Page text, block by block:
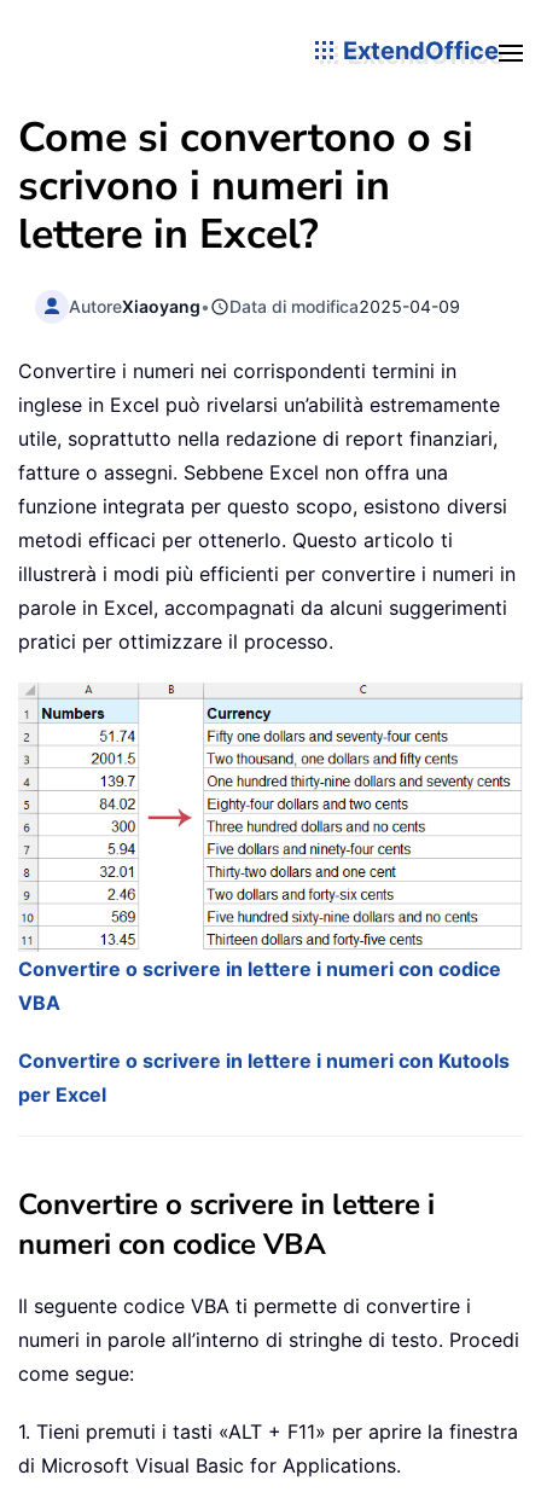
ExtendOffice
Come si convertono o si
scrivono i numeri in
lettere in Excel?
AutoreXiaoyang• Data di modifica2025-04-09
Convertire i numeri nei corrispondenti termini in
inglese in Excel può rivelarsi un’abilità estremamente
utile, soprattutto nella redazione di report finanziari,
fatture o assegni. Sebbene Excel non offra una
funzione integrata per questo scopo, esistono diversi
metodi efficaci per ottenerlo. Questo articolo ti
illustrerà i modi più efficienti per convertire i numeri in
parole in Excel, accompagnati da alcuni suggerimenti
pratici per ottimizzare il processo.
Convertire o scrivere in lettere i numeri con codice
VBA
Convertire o scrivere in lettere i numeri con Kutools
per Excel
Convertire o scrivere in lettere i
numeri con codice VBA
Il seguente codice VBA ti permette di convertire i
numeri in parole all’interno di stringhe di testo. Procedi
come segue:
1. Tieni premuti i tasti «ALT + F11» per aprire la finestra
di Microsoft Visual Basic for Applications.